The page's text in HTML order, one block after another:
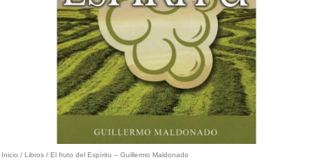
Inicio / Libros / El fruto del Espíritu – Guillermo Maldonado